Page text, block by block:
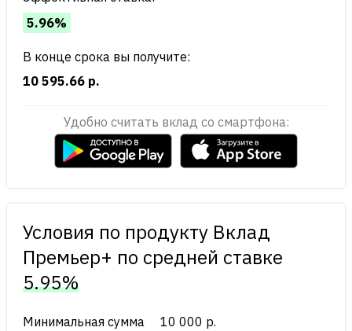
5.96%
В конце срока вы получите:
10 595.66 р.
Удобно считать вклад со смартфона:
Условия по продукту Вклад
Премьер+ по cредней ставке
5.95%
Минимальная сумма
10 000 р.